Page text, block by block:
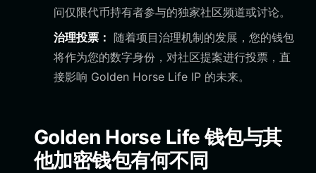
问仅限代币持有者参与的独家社区频道或讨论。
治理投票： 随着项目治理机制的发展，您的钱包
将作为您的数字身份，对社区提案进行投票，直
接影响 Golden Horse Life IP 的未来。
Golden Horse Life 钱包与其
他加密钱包有何不同